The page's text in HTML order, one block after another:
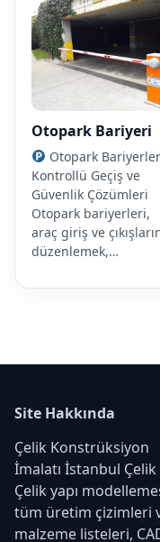
Otopark Bariyeri
Otopark
Kontrollü Geçiş ve
Güvenlik Çözümleri
Otopark bariyerleri,
araç giriş ve
düzenlemek,…
Site Hakkında
Çelik Konstrüksiyon
İmalatı İstanbul Çelik
Çelik yapı
tüm üretim çizimleri
malzeme listeleri,